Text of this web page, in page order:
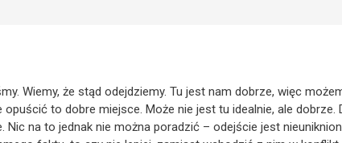
Wiemy, że stąd odejdziemy. Tu jest nam dobrze, więc
to dobre miejsce. Może nie jest tu idealnie, ale dobrze.
na to jednak nie można poradzić – odejście jest